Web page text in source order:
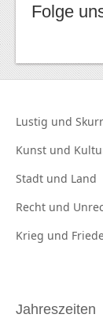
Folge
Lustig und
Kunst und
Stadt und Land
Recht und
Krieg und
Jahreszeiten